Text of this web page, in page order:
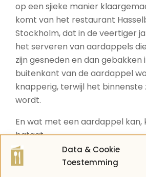
Data & Cookie
Toestemming
op een sjieke manier
komt van het restaurant
Stockholm, dat in de veertiger
het serveren van aardappels
zijn gesneden en dan gebakken
buitenkant van de aardappel
knapperig, terwijl het
wordt.
En wat met een aardappel kan,
bataat.
Tip: het moeilijkst aan dit recept
snijden van de zoete aardappel